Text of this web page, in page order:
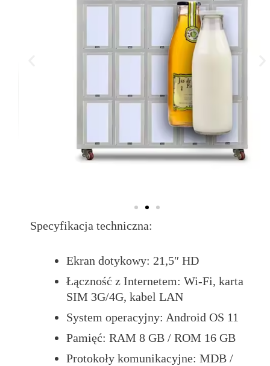
Specyfikacja techniczna:
Ekran dotykowy: 21,5″ HD
Łączność z Internetem: Wi-Fi, karta
SIM 3G/4G, kabel LAN
System operacyjny: Android OS 11
Pamięć: RAM 8 GB / ROM 16 GB
Protokoły komunikacyjne: MDB /